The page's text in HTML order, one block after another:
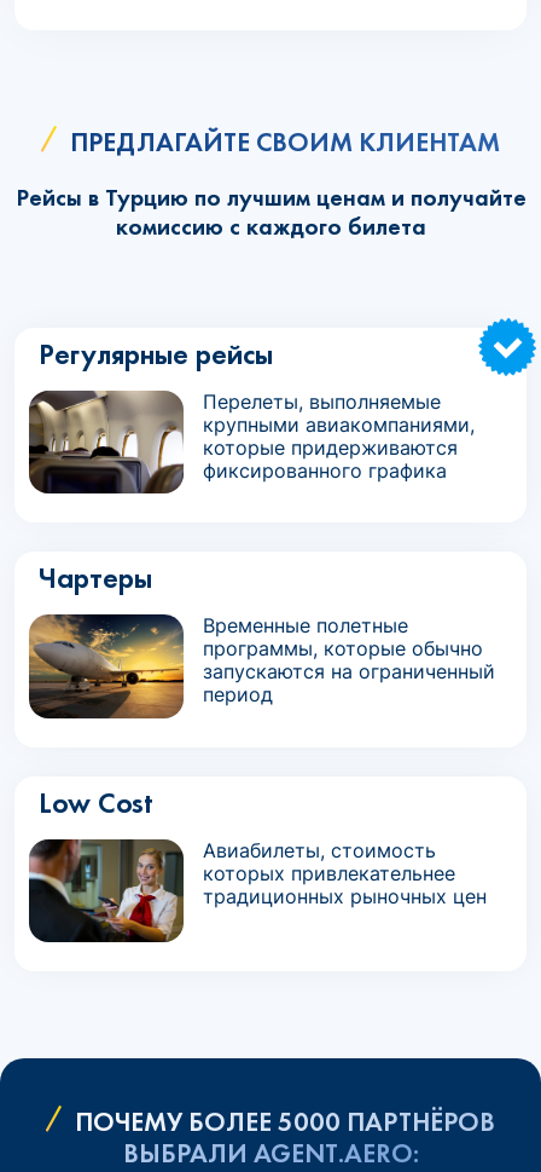
ПРЕДЛАГАЙТЕ СВОИМ КЛИЕНТАМ
Рейсы в Турцию по лучшим ценам и получайте
комиссию с каждого билета
Регулярные рейсы
Перелеты, выполняемые
крупными авиакомпаниями,
которые придерживаются
фиксированного графика
Чартеры
Временные полетные
программы, которые обычно
запускаются на ограниченный
период
Low Cost
Авиабилеты, стоимость
которых привлекательнее
традиционных рыночных цен
ПОЧЕМУ БОЛЕЕ 5000 ПАРТНЁРОВ
ВЫБРАЛИ AGENT.AERO: